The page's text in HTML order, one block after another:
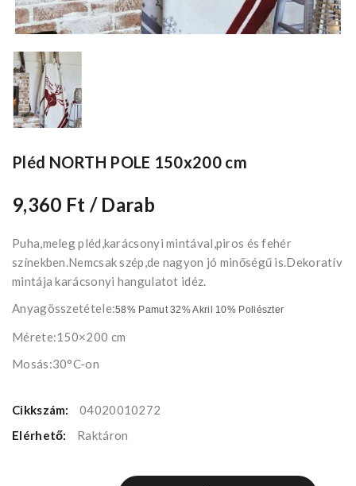
Pléd NORTH POLE 150x200 cm
9,360 Ft / Darab
Puha,meleg pléd,karácsonyi mintával,piros és fehér
színekben.Nemcsak szép,de nagyon jó minőségű is.Dekoratív
mintája karácsonyi hangulatot idéz.
Anyagösszetétele:58% Pamut 32% Akril 10% Poliészter
Mérete:150×200 cm
Mosás:30°C-on
Cikkszám:
04020010272
Elérhető:
Raktáron